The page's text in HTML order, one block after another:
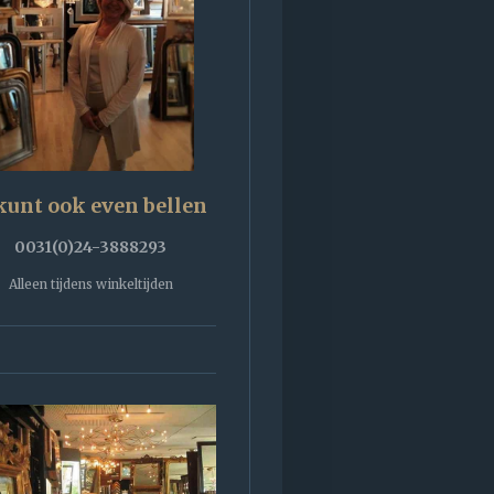
ook even bellen
0031(0)24-3888293
Alleen tijdens winkeltijden